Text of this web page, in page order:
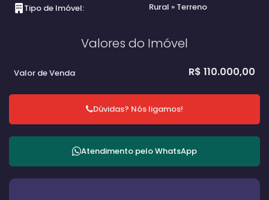
Tipo de Imóvel:
Rural » Terreno
Valores do Imóvel
R$ 110.000,00
Valor de Venda
Dúvidas? Nós ligamos!
Atendimento peloWhatsApp